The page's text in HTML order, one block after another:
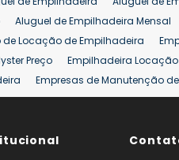
Aluguel de Empilhadeira Mensal
Locação de Empilhadeira
Preço Empilhadeira Locação
Empresas de Manutenção
Empilhadeira para
Comprar